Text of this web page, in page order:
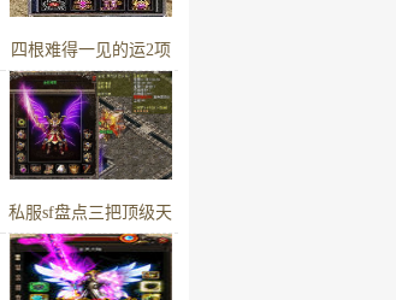
四根难得一见的运2项
链链8L的速度+2项链最
牛
私服sf盘点三把顶级天
之裁决最后一把属性完
胜开天